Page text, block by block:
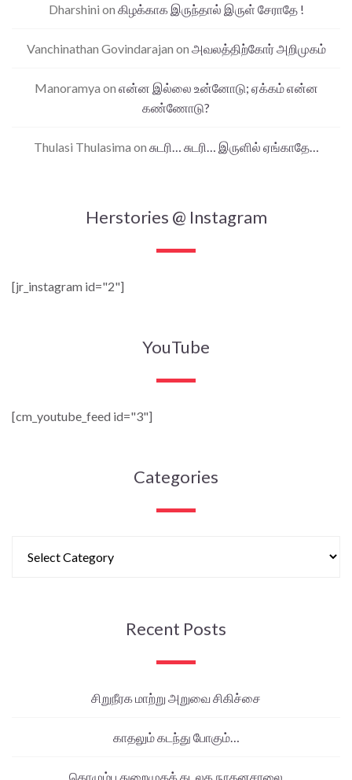
Dharshini on கிழக்காக இருந்தால் இருள் சேராதே !
Vanchinathan Govindarajan on அவலத்திற்கோர் அறிமுகம்
Manoramya on என்ன இல்லை உன்னோடு; ஏக்கம் என்ன
கண்ணோடு?
Thulasi Thulasima on சுடரி… சுடரி… இருளில் ஏங்காதே…
Herstories @ Instagram
[jr_instagram id="2"]
YouTube
[cm_youtube_feed id="3"]
Categories
Recent Posts
சிறுநீரக மாற்று அறுவை சிகிச்சை
காதலும் கடந்து போகும்…
கொழும்பு துறைமுகக் கடலக நூதனசாலை